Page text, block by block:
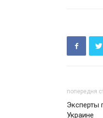
попередня
Эксперты
Украине